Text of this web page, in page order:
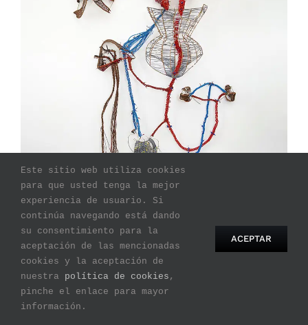
Este sitio web utiliza cookies
para que usted tenga la mejor
experiencia de usuario. Si
continúa navegando está dando
su consentimiento para la
aceptación de las mencionadas
cookies y la aceptación de
nuestra política de cookies ,
pinche el enlace para mayor
información.
ACEPTAR